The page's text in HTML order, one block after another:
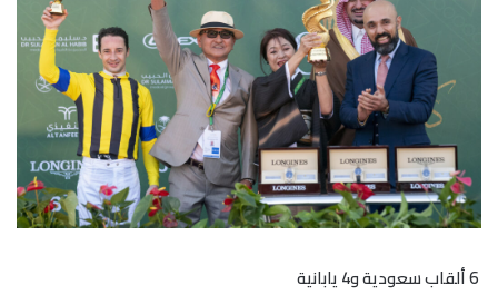
6 ألقاب سعودية و4 يابانية